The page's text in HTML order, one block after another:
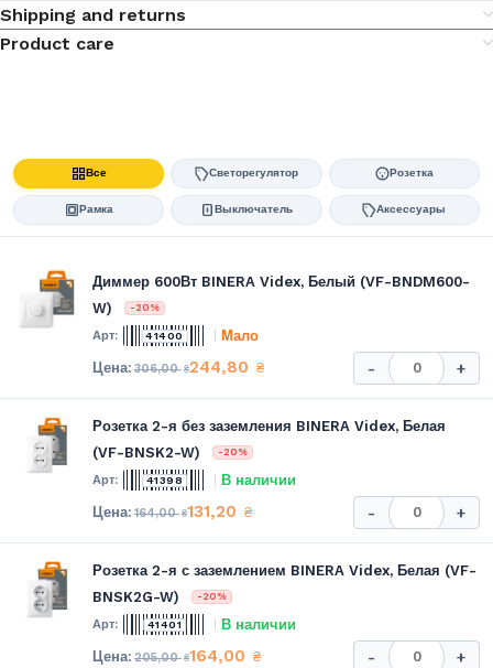
Shipping and returns
Product care
Все Светорегулятор Розетка
Рамка Выключатель Аксессуары
Диммер 600Вт BINERA Videx, Белый (VF-BNDM600-
W)
-20%
41400 Мало
306,00₴244,80 ₴ - +
Розетка 2-я без заземления BINERA Videx, Белая
(VF-BNSK2-W)
-20%
41398 В наличии
164,00₴131,20 ₴ - +
Розетка 2-я с заземлением BINERA Videx, Белая (VF-
BNSK2G-W)
-20%
41401 В наличии
205,00₴164,00 ₴ - +